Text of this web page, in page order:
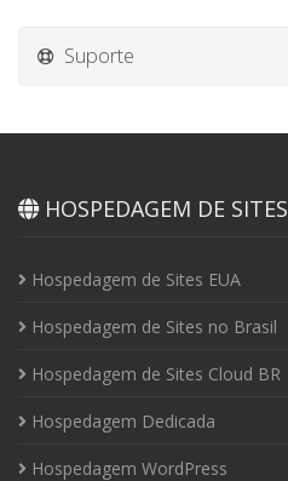
Suporte
HOSPEDAGEM DE SITES
Hospedagem de Sites EUA
Hospedagem de Sites no Brasil
Hospedagem de Sites Cloud BR
Hospedagem Dedicada
Hospedagem WordPress